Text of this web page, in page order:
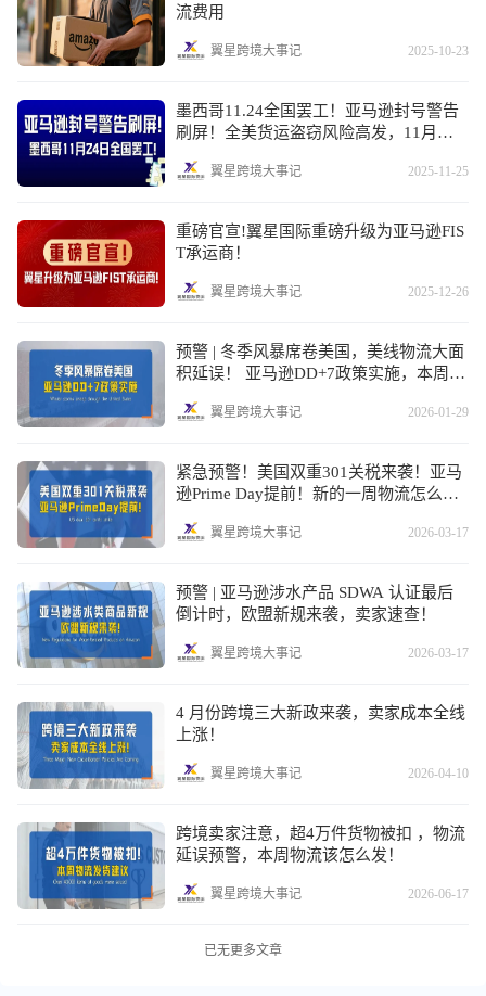
流费用
翼星跨境大事记 2025-10-23
墨西哥11.24全国罢工！亚马逊封号警告
刷屏！全美货运盗窃风险高发，11月第4
翼星跨境大事记 2025-11-25
重磅官宣!翼星国际重磅升级为亚马逊FIS
T承运商！
翼星跨境大事记 2025-12-26
预警 | 冬季风暴席卷美国，美线物流大面
积延误！ 亚马逊DD+7政策实施，本周物
翼星跨境大事记 2026-01-29
紧急预警！美国双重301关税来袭！亚马
逊Prime Day提前！新的一周物流怎么
翼星跨境大事记 2026-03-17
预警 | 亚马逊涉水产品 SDWA 认证最后
倒计时，欧盟新规来袭，卖家速查！
翼星跨境大事记 2026-03-17
4 月份跨境三大新政来袭，卖家成本全线
上涨！
翼星跨境大事记 2026-04-10
跨境卖家注意，超4万件货物被扣 ，物流
延误预警，本周物流该怎么发！
翼星跨境大事记 2026-06-17
已无更多文章